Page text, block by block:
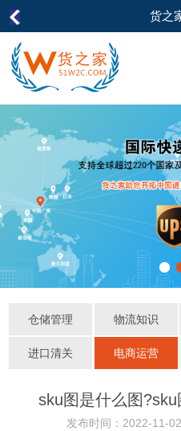
货之
仓储管理 物流知识
进口清关 电商运营
sku图是什么图
发布时间：2022-11-